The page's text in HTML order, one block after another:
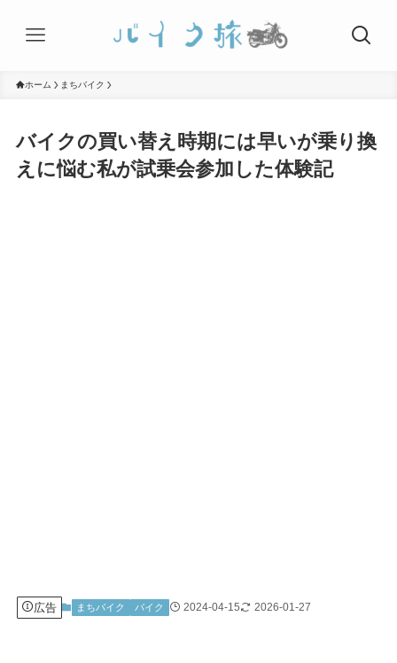
ホーム まちバイク
バイクの買い替え時期には早いが乗り換
えに悩む私が試乗会参加した体験記
広告 まちバイク バイク 2024-04-15 2026-01-27